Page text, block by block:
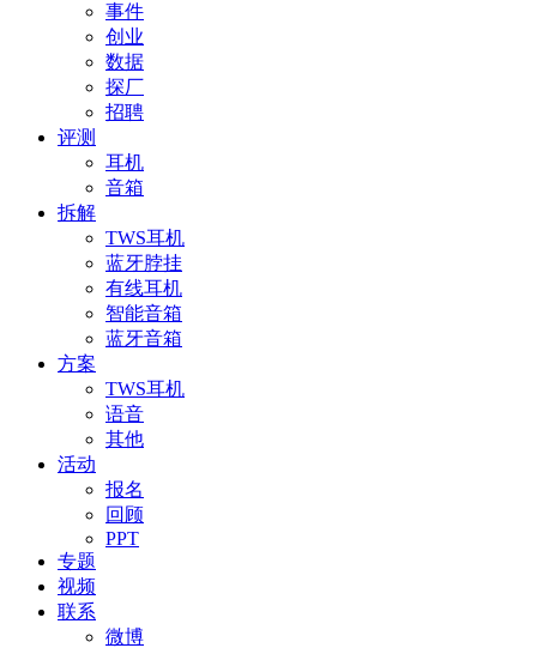
事件
创业
数据
探厂
招聘
评测
耳机
音箱
拆解
TWS耳机
蓝牙脖挂
有线耳机
智能音箱
蓝牙音箱
方案
TWS耳机
语音
其他
活动
报名
回顾
PPT
专题
视频
联系
微博